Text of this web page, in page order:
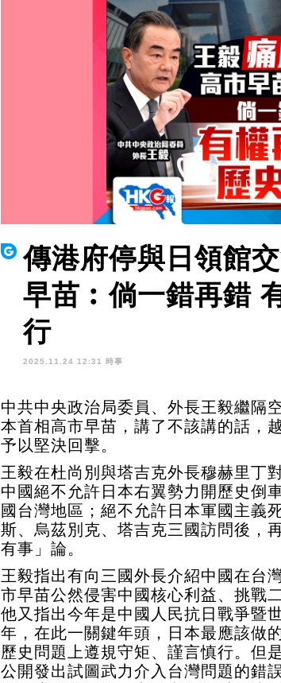
傳港府停與日領館
早苗︰倘一錯再錯
行
2025.11.24 12:31 時事
中共中央政治局委員、外長王毅繼隔
本首相高市早苗，講了不該講的話，
予以堅決回擊。
王毅在杜尚別與塔吉克外長穆赫里
中國絕不允許日本右翼勢力開歷史倒
國台灣地區；絕不允許日本軍國主義
斯、烏茲別克、塔吉克三國訪問後，
有事」論。
王毅指出有向三國外長介紹中國在台
市早苗公然侵害中國核心利益、挑戰
他又指出今年是中國人民抗日戰爭暨
年，在此一關鍵年頭，日本最應該做
歷史問題上遵規守矩、謹言慎行。但
公開發出試圖武力介入台灣問題的錯